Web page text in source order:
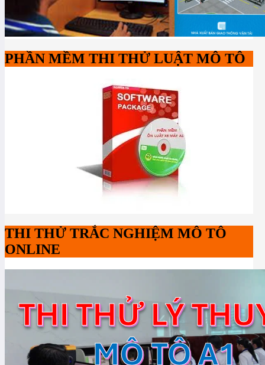
PHẦN MỀM THI THỬ LUẬT MÔ TÔ
THI THỬ TRẮC NGHIỆM MÔ TÔ
ONLINE